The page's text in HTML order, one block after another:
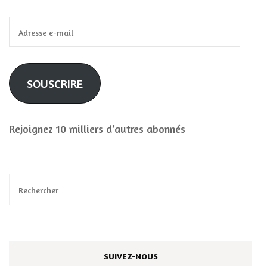
e-
mail
SOUSCRIRE
Rejoignez 10 milliers d’autres abonnés
Rechercher :
SUIVEZ-NOUS